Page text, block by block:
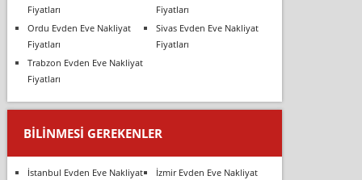
Fiyatları
Fiyatları
Ordu Evden Eve Nakliyat
Fiyatları
Sivas Evden Eve Nakliyat
Fiyatları
Trabzon Evden Eve Nakliyat
Fiyatları
BILINMESI GEREKENLER
İstanbul Evden Eve Nakliyat
İzmir Evden Eve Nakliyat